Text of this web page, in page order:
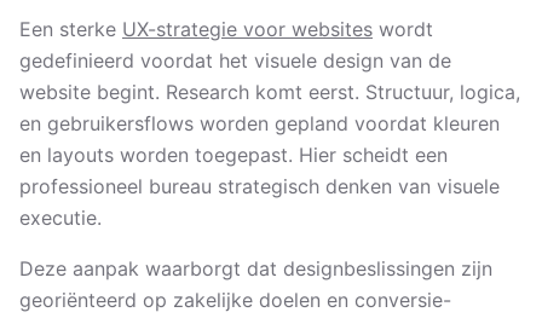
Een sterke UX-strategie voor websites wordt
gedefinieerd voordat het visuele design van de
website begint. Research komt eerst. Structuur, logica,
en gebruikersflows worden gepland voordat kleuren
en layouts worden toegepast. Hier scheidt een
professioneel bureau strategisch denken van visuele
executie.
Deze aanpak waarborgt dat designbeslissingen zijn
georiënteerd op zakelijke doelen en conversie-